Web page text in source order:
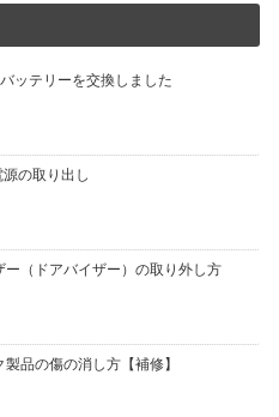
ッテリーを交換しました
の取り出し
ー（ドアバイザー）の取り外し方
品の傷の消し方【補修】